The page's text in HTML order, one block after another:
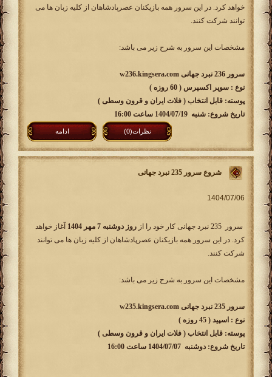
خواهد کرد. در این سرور همه بازیکنان عصرپادشاهان از کلیه زبان ها می
توانند شرکت کنند.
مشخصات این سرور به شرح زیر می باشد:
سرور 236 نبرد جهانی w236.kingsera.com
نوع : سوپر اکسپرس ( 60 روزه )
پوسته: قابل انتخاب ( فلات ایران و قرون وسطی )
تاریخ شروع: شنبه 1404/07/19 ساعت 16:00
ادامه نظرات(0)
شروع سرور 235 نبرد جهانی
سرور 235 نبرد جهانی کار خود را از روز دوشنبه 7 مهر 1404
آغاز خواهد
کرد. در این سرور همه بازیکنان عصرپادشاهان از کلیه زبان ها می توانند
شرکت کنند.
مشخصات این سرور به شرح زیر می باشد:
سرور 235 نبرد جهانی w235.kingsera.com
نوع : اسپید ( 45 روزه )
پوسته: قابل انتخاب ( فلات ایران و قرون وسطی )
تاریخ شروع: دوشنبه 1404/07/07 ساعت 16:00